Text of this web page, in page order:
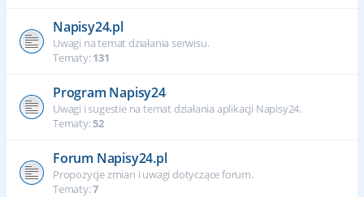
Napisy24.pl
Uwagi na temat działania serwisu.
Tematy:131
Program Napisy24
Uwagi i sugestie na temat działania aplikacji Napisy24.
Tematy:52
Forum Napisy24.pl
Propozycje zmian i uwagi dotyczące forum.
Tematy:7